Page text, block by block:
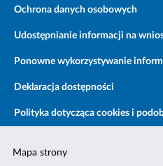
Ochrona danych osobowych
Udostępnianie informacji na
Ponowne wykorzystywanie
Deklaracja dostępności
Polityka dotycząca cookies i
Mapa strony